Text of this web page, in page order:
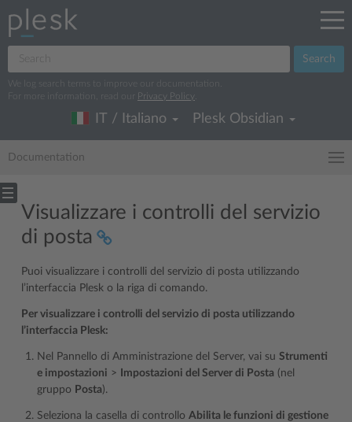
Search
We log search terms to improve our documentation.
For more information, read our
Privacy Policy
IT / Italiano Plesk Obsidian
Documentation
Visualizzare i controlli del servizio
di posta
Puoi visualizzare i controlli del servizio di posta utilizzando
l’interfaccia Plesk o la riga di comando.
Per visualizzare i controlli del servizio di posta utilizzando
l’interfaccia Plesk:
Nel Pannello di Amministrazione del Server, vai su Strumenti
e impostazioni > Impostazioni del Server di Posta (nel
gruppo Posta).
Seleziona la casella di controllo Abilita le funzioni di gestione